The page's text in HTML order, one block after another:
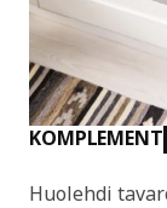
KOMPLEMENT
Huolehdi